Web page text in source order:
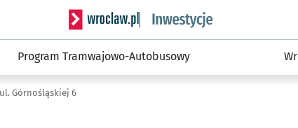
Serwis informacyjny wroclaw.pl podserwis:
Program Tramwajowo-Autobusowy
Górnośląskiej 6